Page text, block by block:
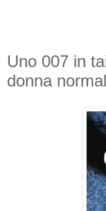
Uno 007 in
donna